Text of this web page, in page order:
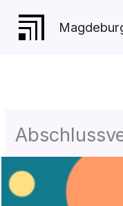
Inhalt
springen